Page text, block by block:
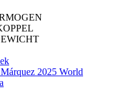
2025 World